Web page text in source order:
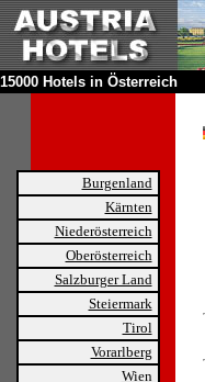
15000 Hotels in Österreich
Burgenland
Kärnten
Niederösterreich
Oberösterreich
Salzburger Land
Steiermark
Tirol
Vorarlberg
Wien